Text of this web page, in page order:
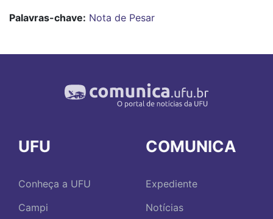
Palavras-chave: Nota de Pesar
UFU
Conheça a UFU
Campi
COMUNICA
Expediente
Notícias